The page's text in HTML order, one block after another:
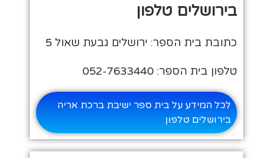
בירושלים טלפון
כתובת בית הספר: ירושלים גבעת שאול 5
טלפון בית הספר: 052-7633440
לכל המידע על בית ספר ישיבת ברכת אריה
בירושלים טלפון